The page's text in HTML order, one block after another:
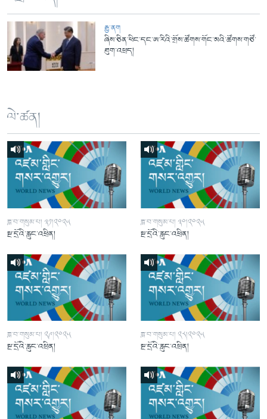
རྒྱ་ནག
ཞིས་ཅིན་ཕིང་དང་ཨ་རིའི་གྲོས་ཚོགས་གོང་མའི་ཚོགས་གཙོ་
ཐུག་འཕྲད།
ལེ་ཚན།
ཟླ་བ་གསུམ་པ། ༣༡།༢༠༢༥
སྔ་དྲོའི་རླུང་འཕྲིན།
ཟླ་བ་གསུམ་པ། ༣༠།༢༠༢༥
སྔ་དྲོའི་རླུང་འཕྲིན།
ཟླ་བ་གསུམ་པ། ༢༩།༢༠༢༥
སྔ་དྲོའི་རླུང་འཕྲིན།
ཟླ་བ་གསུམ་པ། ༢༨།༢༠༢༥
སྔ་དྲོའི་རླུང་འཕྲིན།